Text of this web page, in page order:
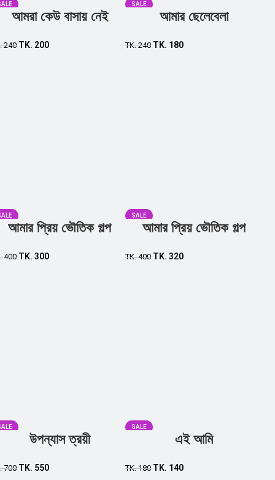
আমরা কেউ বাসায় নেই
240 TK. 200
SALE
আমার ছেলেবেলা
TK.240 TK. 180
আমার প্রিয় ভৌতিক গল্প
400 TK. 300
SALE
আমার প্রিয় ভৌতিক গল্প
TK.400 TK. 320
উপন্যাস ত্রয়ী
700 TK. 550
SALE
এই আমি
TK.180 TK. 140